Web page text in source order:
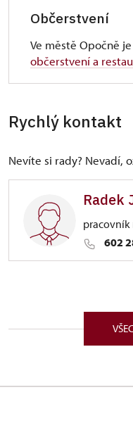
Občerstvení
Ve městě Opočně
občerstvení a
Rychlý kontakt
Nevíte si rady? Nevadí,
Radek
pracovník
602